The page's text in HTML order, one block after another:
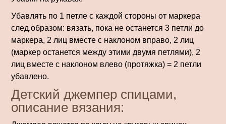
Убавлять по 1 петле с каждой стороны от маркера
след.образом: вязать, пока не останется 3 петли до
маркера, 2 лиц вместе с наклоном вправо, 2 лиц
(маркер останется между этими двумя петлями), 2
лиц вместе с наклоном влево (протяжка) = 2 петли
убавлено.
Детский джемпер спицами,
описание вязания: